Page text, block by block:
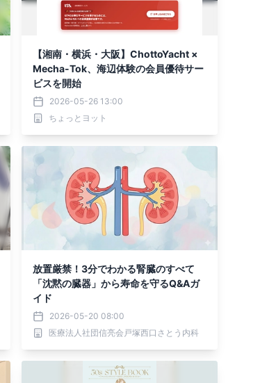
【湘南・横浜・大阪】ChottoYacht ×
Mecha-Tok、海辺体験の会員優待サー
ビスを開始
2026-05-26 13:00
ちょっとヨット
放置厳禁！3分でわかる腎臓のすべて
「沈黙の臓器」から寿命を守るQ&Aガ
イド
2026-05-20 08:00
医療法人社団信亮会戸塚西口さとう内科